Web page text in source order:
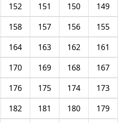
149
150
151
152
155
156
157
158
161
162
163
164
167
168
169
170
173
174
175
176
179
180
181
182